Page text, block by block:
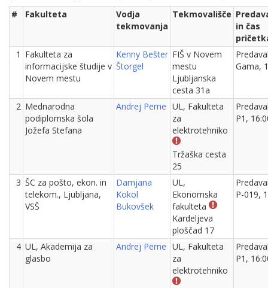
#
Fakulteta
Vodja
tekmovanja
Tekmovališče
in čas
1 Fakulteta za
informacijske študije v
Novem mestu
Kenny Bešter
Štorgel
FIŠ v Novem
mestu
Ljubljanska
cesta 31a
Gama,
2 Mednarodna
podiplomska šola
Jožefa Stefana
Andrej Perne UL, Fakulteta
za
elektrotehniko
Tržaška cesta
25
P1,
3 ŠC za pošto, ekon. in
telekom., Ljubljana,
VSŠ
Damjana
Kokol
Bukovšek
UL,
Ekonomska
fakulteta
Kardeljeva
ploščad 17
P-019,
4 UL, Akademija za
glasbo
Andrej Perne UL, Fakulteta
za
elektrotehniko
P1,